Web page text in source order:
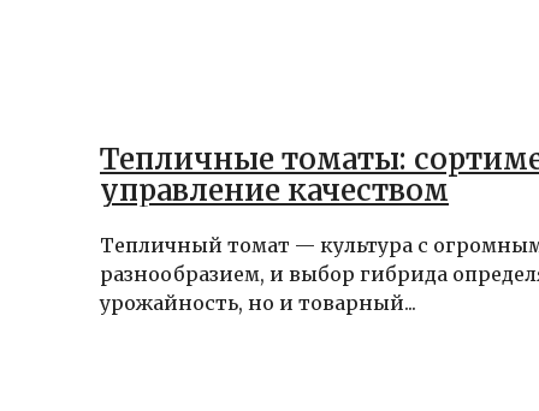
Тепличные томаты:
управление качеством
Тепличный томат — культура с
разнообразием, и выбор гибрида
урожайность, но и товарный...